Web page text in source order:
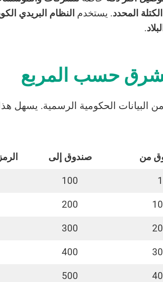
المحدد. يستخدم النظام البريدي
.
حسب المربع
البيانات الحكومية الرسمية. يسهل
من صندوق إلى
1
100
200
300
400
500